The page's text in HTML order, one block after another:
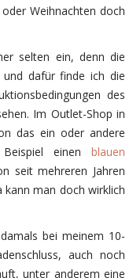
Weihnachten doch
selten ein, denn die
dafür finde ich die
des
Im Outlet-Shop in
das ein oder andere
einen blauen
seit mehreren Jahren
kann man doch wirklich
bei meinem 10-
auch noch
unter anderem eine